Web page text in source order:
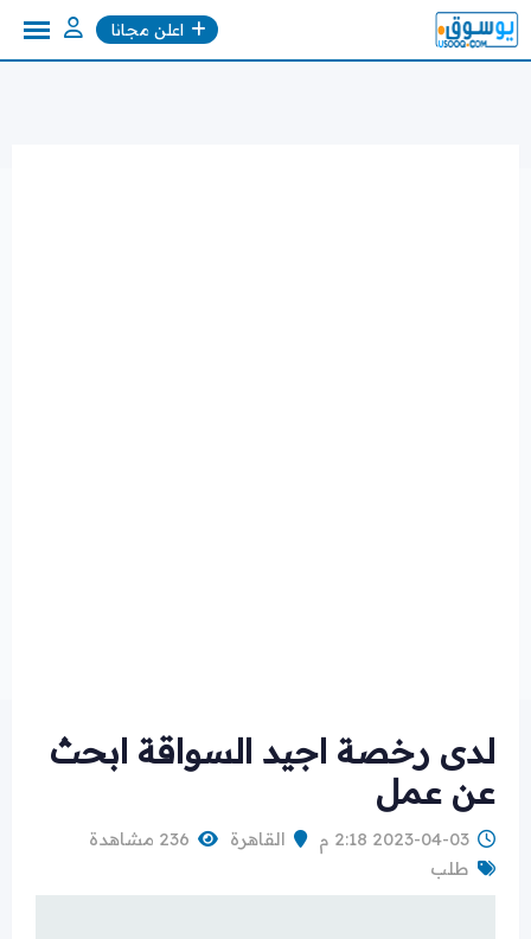
Skip
to
اعلن مجانا
لدى رخصة اجيد السواقة ابحث
عن عمل
2023-04-03 2:18 م القاهرة
236 مشاهدة
طلب